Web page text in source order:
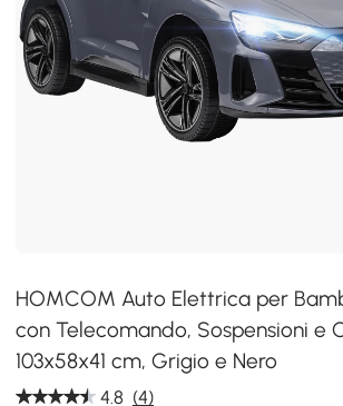
HOMCOM Auto Elettrica per
con Telecomando, Sospensioni e
103x58x41 cm, Grigio e Nero
4.8 (4)